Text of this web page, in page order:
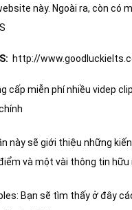
này. Ngoài ra, còn có
http://
cấp miễn phí nhiều videp
này sẽ giới thiệu những
và một vài thông tin hữu
Bạn sẽ tìm thấy ở đây